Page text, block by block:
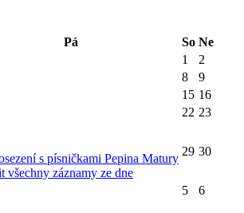
Pá So Ne
1
2
8
9
15 16
22 23
s písničkami Pepina Matury
všechny záznamy ze dne
29 30
5 6